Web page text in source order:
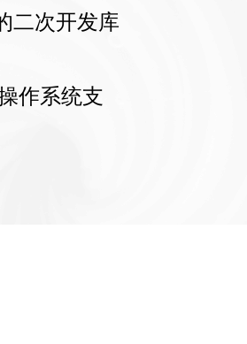
二次开发库
作系统支